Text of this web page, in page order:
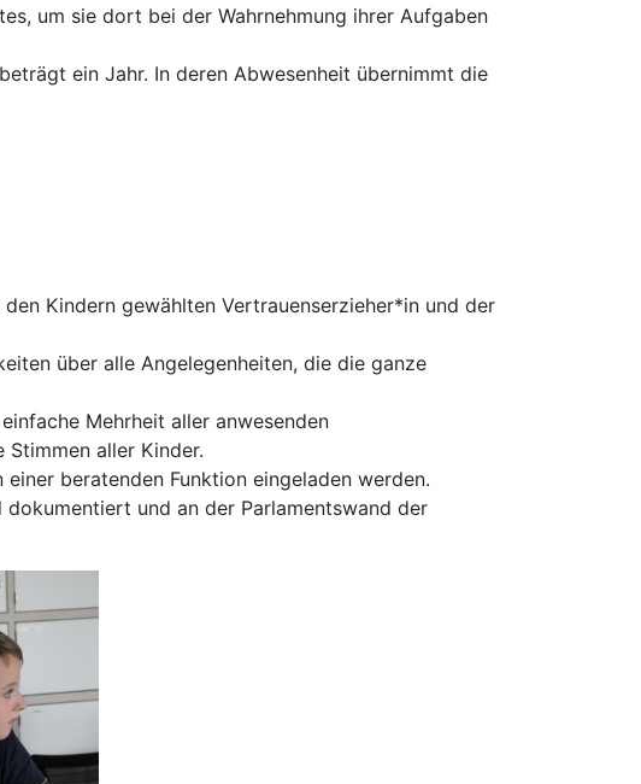
um sie dort bei der Wahrnehmung ihrer Aufgaben
ein Jahr. In deren Abwesenheit übernimmt die
Kindern gewählten Vertrauenserzieher*in und der
über alle Angelegenheiten, die die ganze
Mehrheit aller anwesenden
aller Kinder.
beratenden Funktion eingeladen werden.
und an der Parlamentswand der